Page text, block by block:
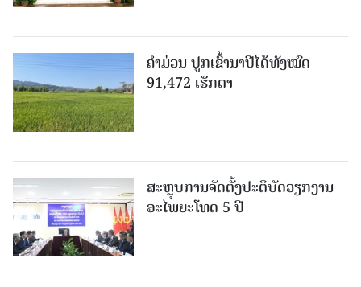
ຄໍາມ່ວນ ປູກເຂົ້ານາປີໄດ້ທັງໝົດ
91,472 ເຮັກຕາ
ສະຫຼຸບການຈັດຕັ້ງປະຕິບັດວຽກງານ
ອະໄພຍະໂທດ 5 ປີ